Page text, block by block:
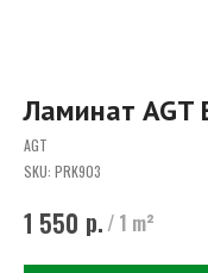
Ламинат AGT
AGT
SKU: PRK903
1 550 р. / 1 m²